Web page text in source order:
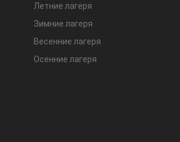
Летние лагеря
Зимние лагеря
Весенние лагеря
Осенние лагеря